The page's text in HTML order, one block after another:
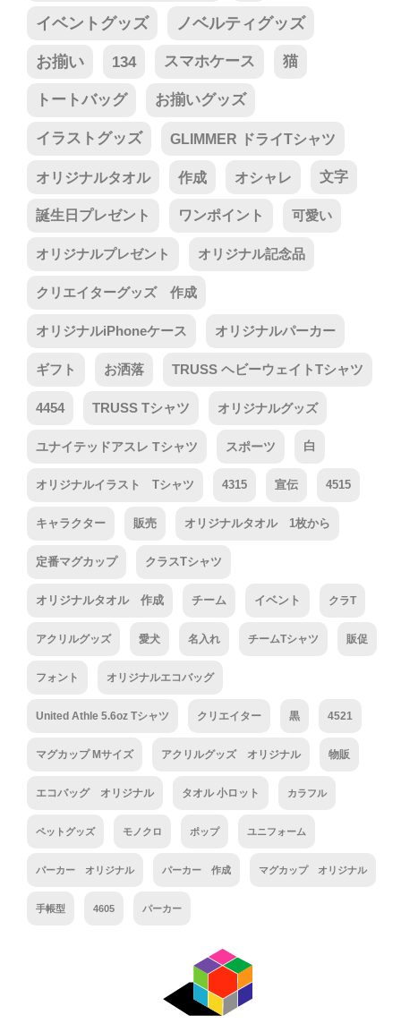
イベントグッズ ノベルティグッズ
お揃い 134 スマホケース 猫
トートバッグ お揃いグッズ
イラストグッズ GLIMMER ドライTシャツ
オリジナルタオル 作成 オシャレ 文字
誕生日プレゼント ワンポイント 可愛い
オリジナルプレゼント オリジナル記念品
クリエイターグッズ 作成
オリジナルiPhoneケース オリジナルパーカー
ギフト お洒落 TRUSS ヘビーウェイトTシャツ
4454 TRUSS Tシャツ オリジナルグッズ
ユナイテッドアスレ Tシャツ スポーツ 白
オリジナルイラスト Tシャツ 4315 宣伝 4515
キャラクター 販売 オリジナルタオル 1枚から
定番マグカップ クラスTシャツ
オリジナルタオル 作成 チーム イベント クラT
アクリルグッズ 愛犬 名入れ チームTシャツ 販促
フォント オリジナルエコバッグ
United Athle 5.6oz Tシャツ クリエイター 黒 4521
マグカップ Mサイズ アクリルグッズ オリジナル 物販
エコバッグ オリジナル タオル 小ロット カラフル
ペットグッズ モノクロ ポップ ユニフォーム
パーカー オリジナル パーカー 作成 マグカップ オリジナル
手帳型 4605 パーカー